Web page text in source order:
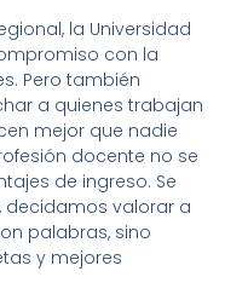
la Universidad
con la
Pero también
a quienes trabajan
mejor que nadie
docente no se
de ingreso. Se
decidamos valorar a
palabras, sino
y mejores